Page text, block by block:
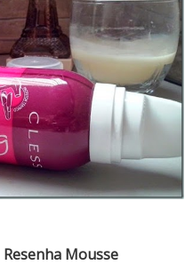
Resenha Mousse